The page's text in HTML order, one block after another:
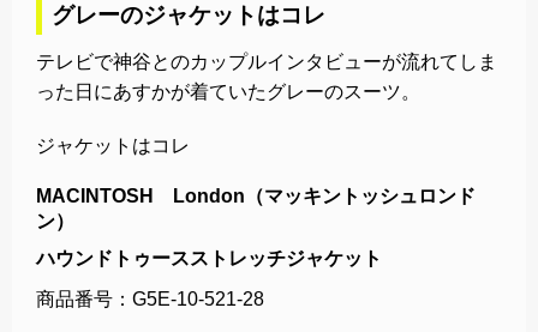
グレーのジャケットはコレ
テレビで神谷とのカップルインタビューが流れてしま
った日にあすかが着ていたグレーのスーツ。
ジャケットはコレ
MACINTOSH London（マッキントッシュロンド
ン）
ハウンドトゥースストレッチジャケット
商品番号：G5E-10-521-28